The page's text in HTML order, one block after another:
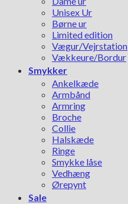
Unisex Ur
Børne ur
Limited edition
Vægur/Vejrstation
Vækkeure/Bordur
Smykker
Ankelkæde
Armbånd
Armring
Broche
Collie
Halskæde
Ringe
Smykke låse
Vedhæng
Ørepynt
Sale